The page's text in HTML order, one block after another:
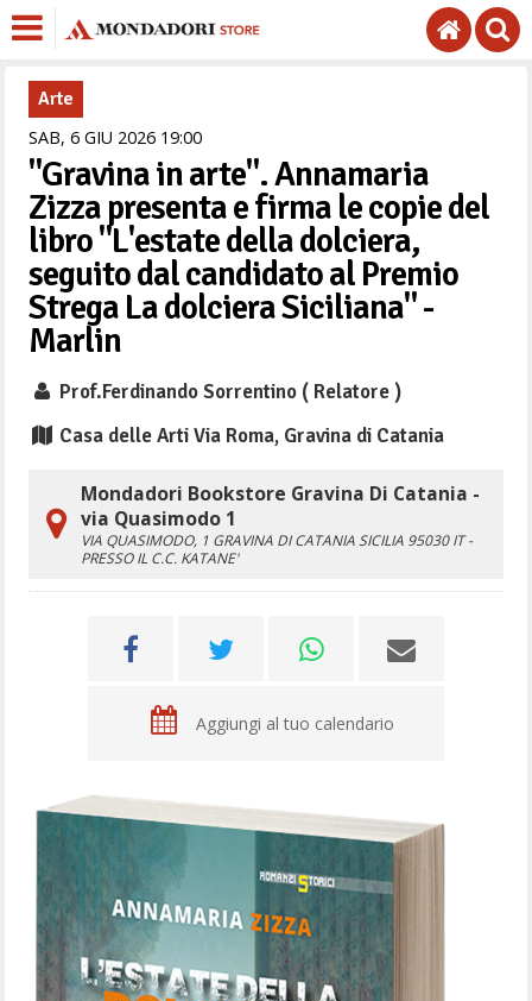
Arte
SAB,6 GIU 2026 1900
"Gravina in arte". Annamaria
Zizza presenta e firma le copie del
libro "L'estate della dolciera,
seguito dal candidato al Premio
Strega La dolciera Siciliana" -
Marlin
Prof.Ferdinando Sorrentino ( Relatore )
Casa delle Arti Via Roma, Gravina di Catania
Mondadori Bookstore Gravina Di Catania -
via Quasimodo 1
VIA QUASIMODO, 1 GRAVINA DI CATANIA SICILIA 95030 IT -
PRESSO IL C.C. KATANE'
Aggiungi al tuo calendario